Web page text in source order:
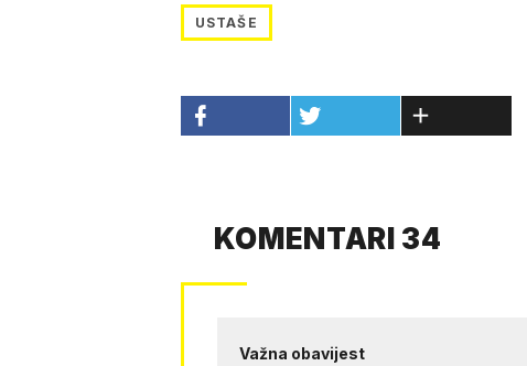
USTAŠE
KOMENTARI 34
Važna obavijest